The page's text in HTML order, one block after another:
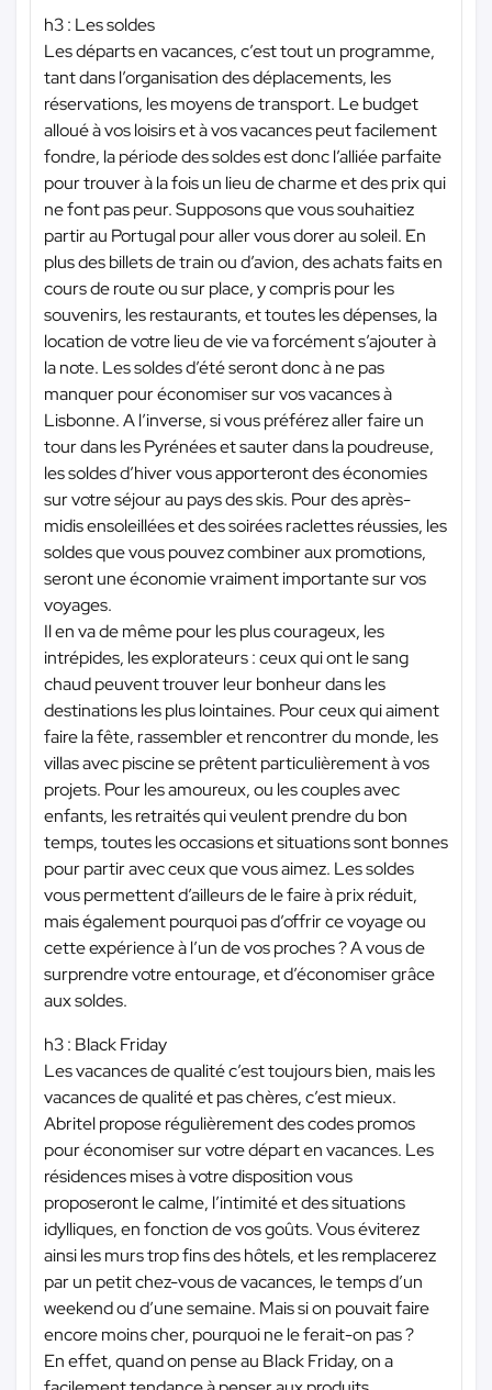
h3 : Les soldes
Les départs en vacances, c’est tout un programme,
tant dans l’organisation des déplacements, les
réservations, les moyens de transport. Le budget
alloué à vos loisirs et à vos vacances peut facilement
fondre, la période des soldes est donc l’alliée parfaite
pour trouver à la fois un lieu de charme et des prix qui
ne font pas peur. Supposons que vous souhaitiez
partir au Portugal pour aller vous dorer au soleil. En
plus des billets de train ou d’avion, des achats faits en
cours de route ou sur place, y compris pour les
souvenirs, les restaurants, et toutes les dépenses, la
location de votre lieu de vie va forcément s’ajouter à
la note. Les soldes d’été seront donc à ne pas
manquer pour économiser sur vos vacances à
Lisbonne. A l’inverse, si vous préférez aller faire un
tour dans les Pyrénées et sauter dans la poudreuse,
les soldes d’hiver vous apporteront des économies
sur votre séjour au pays des skis. Pour des après-
midis ensoleillées et des soirées raclettes réussies, les
soldes que vous pouvez combiner aux promotions,
seront une économie vraiment importante sur vos
voyages.
Il en va de même pour les plus courageux, les
intrépides, les explorateurs : ceux qui ont le sang
chaud peuvent trouver leur bonheur dans les
destinations les plus lointaines. Pour ceux qui aiment
faire la fête, rassembler et rencontrer du monde, les
villas avec piscine se prêtent particulièrement à vos
projets. Pour les amoureux, ou les couples avec
enfants, les retraités qui veulent prendre du bon
temps, toutes les occasions et situations sont bonnes
pour partir avec ceux que vous aimez. Les soldes
vous permettent d’ailleurs de le faire à prix réduit,
mais également pourquoi pas d’offrir ce voyage ou
cette expérience à l’un de vos proches ? A vous de
surprendre votre entourage, et d’économiser grâce
aux soldes.
h3 : Black Friday
Les vacances de qualité c’est toujours bien, mais les
vacances de qualité et pas chères, c’est mieux.
Abritel propose régulièrement des codes promos
pour économiser sur votre départ en vacances. Les
résidences mises à votre disposition vous
proposeront le calme, l’intimité et des situations
idylliques, en fonction de vos goûts. Vous éviterez
ainsi les murs trop fins des hôtels, et les remplacerez
par un petit chez-vous de vacances, le temps d’un
weekend ou d’une semaine. Mais si on pouvait faire
encore moins cher, pourquoi ne le ferait-on pas ?
En effet, quand on pense au Black Friday, on a